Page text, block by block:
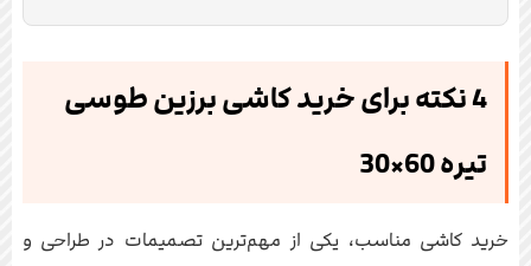
4 نکته برای خرید کاشی برزین طوسی
تیره 60×30
خرید کاشی مناسب، یکی از مهم‌ترین تصمیمات در طراحی و